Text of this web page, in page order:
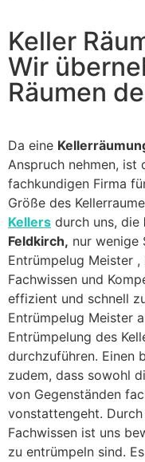
Keller
Wir
Räumen
Da eine
Anspruch nehmen, ist
fachkundigen Firma
Größe des
Kellers durch uns, die
Feldkirch, nur wenige
Entrümpelug Meister
Fachwissen und
effizient und schnell
Entrümpelug Meister
Entrümpelung des
durchzuführen. Einen
zudem, dass sowohl
von Gegenständen
vonstattengeht.
Fachwissen ist uns
zu entrümpeln sind.